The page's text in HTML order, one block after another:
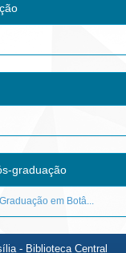
graduação
em Botâ...
- Biblioteca Central